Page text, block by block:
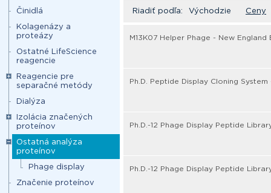
Činidlá
Kolagenázy a
proteázy
Ostatné LifeScience
reagencie
Reagencie pre
separačné metódy
Dialýza
Izolácia značených
proteínov
Ostatná analýza
proteínov
Phage display
Značenie proteínov
Riadiť podľa: Východzie Ceny
M13K07 Helper Phage - New England
Ph.D. Peptide Display Cloning
Ph.D.-12 Phage Display Peptide
Ph.D.-12 Phage Display Peptide